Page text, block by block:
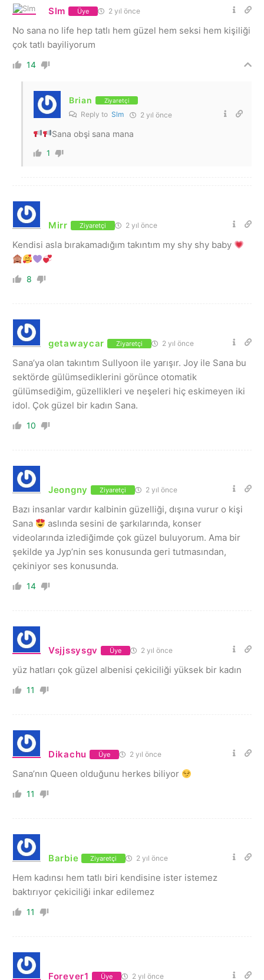
Slm Üye 2 yıl önce
No sana no life hep tatlı hem güzel hem seksi hem kişiliği
çok tatlı bayiliyorum
14
Brian Ziyaretçi
Reply to Slm 2 yıl önce
Sana obşi sana mana
1
Mirr Ziyaretçi 2 yıl önce
Kendisi asla bırakamadığım takıntım my shy shy baby
8
getawaycar Ziyaretçi 2 yıl önce
Sana’ya olan takıntım Sullyoon ile yarışır. Joy ile Sana bu
sektörde gülümsediklerini görünce otomatik
gülümsediğim, güzellikleri ve neşeleri hiç eskimeyen iki
idol. Çok güzel bir kadın Sana.
10
Jeongny Ziyaretçi 2 yıl önce
Bazı insanlar vardır kalbinin güzelliği, dışına vurur o kişi
Sana
aslında sesini de şarkılarında, konser
videolarında izlediğimde çok güzel buluyorum. Ama bir
şekilde ya Jyp’nin ses konusunda geri tutmasından,
çekiniyor ses konusunda.
14
Vsjjssysgv Üye 2 yıl önce
yüz hatları çok güzel albenisi çekiciliği yüksek bir kadın
11
Dikachu Üye 2 yıl önce
Sana’nın Queen olduğunu herkes biliyor
11
Barbie Ziyaretçi 2 yıl önce
Hem kadınsı hem tatlı biri kendisine ister istemez
baktırıyor çekiciliği inkar edilemez
11
Forever1 Üye 2 yıl önce